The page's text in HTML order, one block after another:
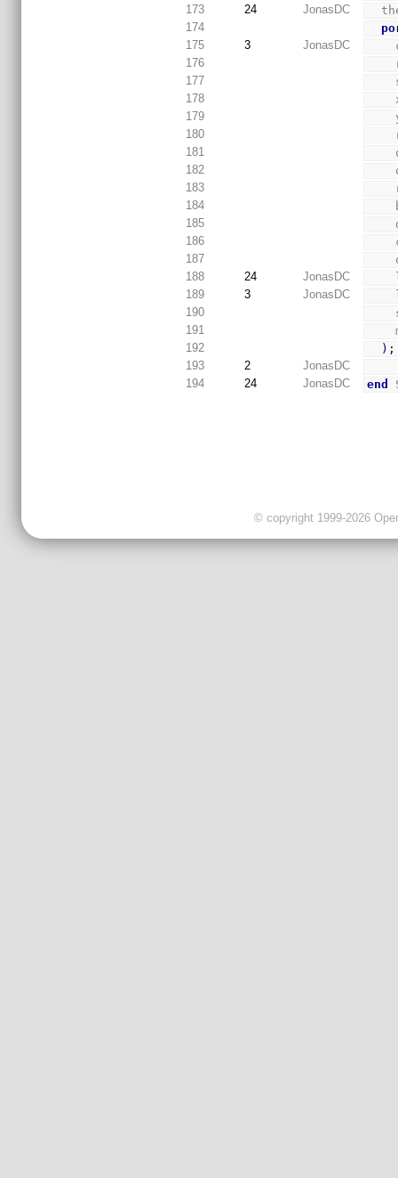
173
24 JonasDC
174
175
3 JonasDC
176
177
178
179
180
181
182
183
184
185
186
187
188
24 JonasDC
189
3 JonasDC
190
191
192
) ;
193
2
JonasDC
194
24 JonasDC end
© copyright 1999-2026